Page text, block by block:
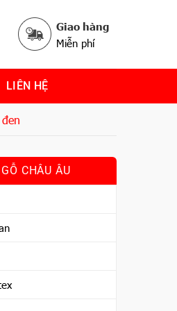
Giao hàng
Miễn phí
LIÊN HỆ
CHÂU ÂU